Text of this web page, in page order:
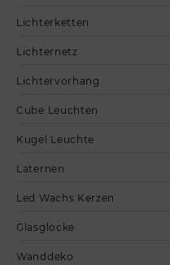
Lichterketten
Lichternetz
Lichtervorhang
Cube Leuchten
Kugel Leuchte
Laternen
Led Wachs Kerzen
Glasglocke
Wanddeko